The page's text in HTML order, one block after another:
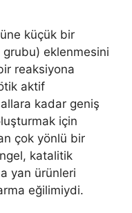
küçük bir
grubu) eklenmesini
reaksiyona
aktif
kadar geniş
için
çok yönlü bir
katalitik
yan ürünleri
eğilimiydi.